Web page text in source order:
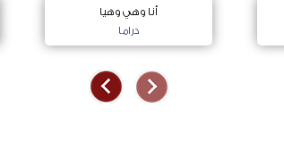
أنا وهي وهيا
دراما